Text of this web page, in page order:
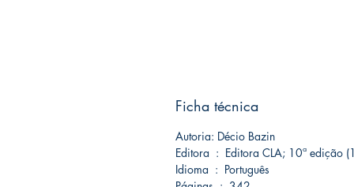
Ficha técnica
Autoria: Décio Bazin
Editora ‏ : ‎ Editora CLA; 10ª
Idioma ‏ : ‎ Português